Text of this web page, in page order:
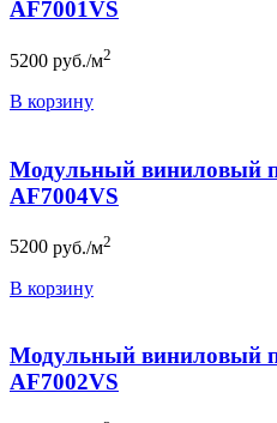
AF7001VS
5200 руб./м2
В корзину
Модульный виниловый
AF7004VS
5200 руб./м2
В корзину
Модульный виниловый
AF7002VS